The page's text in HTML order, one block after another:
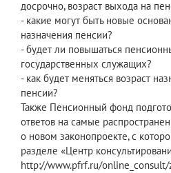
досрочно, возраст выхода на
- какие могут быть новые
назначения пенсии?
- будет ли повышаться
государственных служащих?
- как будет меняться возраст
пенсии?
Также Пенсионный фонд
ответов на самые
о новом законопроекте, с
разделе «Центр
http://www.pfrf.ru/